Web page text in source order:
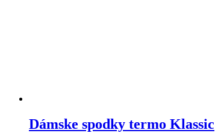
Dámske spodky termo Klassic